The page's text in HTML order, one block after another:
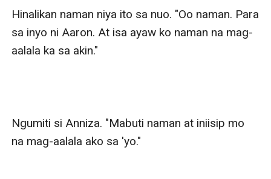
Hinalikan naman niya ito sa nuo. "Oo naman. Para
sa inyo ni Aaron. At isa ayaw ko naman na mag-
aalala ka sa akin."
Ngumiti si Anniza. "Mabuti naman at iniisip mo
na mag-aalala ako sa 'yo."